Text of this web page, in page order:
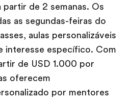
de 2 semanas. Os
as segundas-feiras do
aulas personalizáveis
interesse específico. Com
de USD 1.000 por
oferecem
por mentores